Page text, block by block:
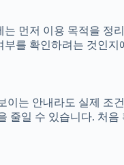
먼저 이용 목적을 정
를 확인하려는 것인
는 안내라도 실제 조
줄일 수 있습니다. 처